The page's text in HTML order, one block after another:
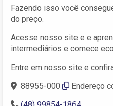
Fazendo isso você
do preço.
Acesse nosso site e e
intermediários e comece
Entre em nosso site e
88955-000
Endereço